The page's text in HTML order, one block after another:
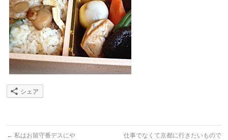
シェア
← 私はお留守番デスにや
仕事でなくて京都に行きたいもので